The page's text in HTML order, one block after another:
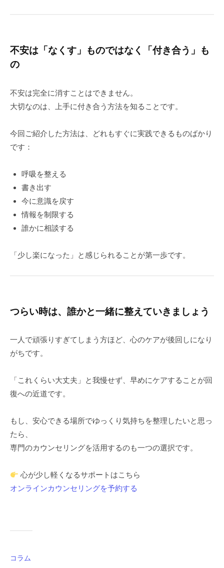
不安は「なくす」ものではなく「付き合う」も
の
不安は完全に消すことはできません。
大切なのは、上手に付き合う方法を知ることです。
今回ご紹介した方法は、どれもすぐに実践できるものばかり
です：
呼吸を整える
書き出す
今に意識を戻す
情報を制限する
誰かに相談する
「少し楽になった」と感じられることが第一歩です。
つらい時は、誰かと一緒に整えていきましょう
一人で頑張りすぎてしまう方ほど、心のケアが後回しになり
がちです。
「これくらい大丈夫」と我慢せず、早めにケアすることが回
復への近道です。
もし、安心できる場所でゆっくり気持ちを整理したいと思っ
たら、
専門のカウンセリングを活用するのも一つの選択です。
心が少し軽くなるサポートはこちら
オンラインカウンセリングを予約する
コラム